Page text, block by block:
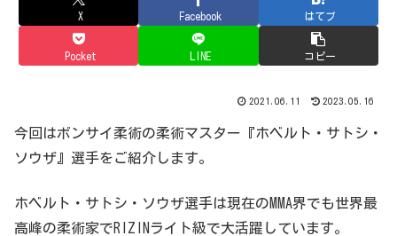
X Facebook はてブ
Pocket LINE コピー
2021.06.11 2023.05.16
今回はボンサイ柔術の柔術マスター『ホベルト・サトシ・
ソウザ』選手をご紹介します。
ホベルト・サトシ・ソウザ選手は現在のMMA界でも世界最
高峰の柔術家でRIZINライト級で大活躍しています。